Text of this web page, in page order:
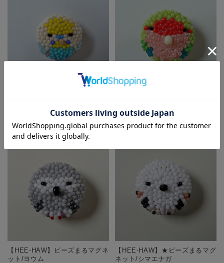
【HEE-HAW】ビーズまるマグネ
ット/ヨウム
【HEE-HAW】★ビーズまるマグ
ネット/シマエナガ